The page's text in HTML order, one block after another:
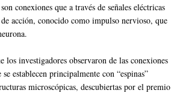
conexiones que a través de señales eléctricas
acción, conocido como impulso nervioso, que
los investigadores observaron de las conexiones
se establecen principalmente con “espinas”
microscópicas, descubiertas por el premio